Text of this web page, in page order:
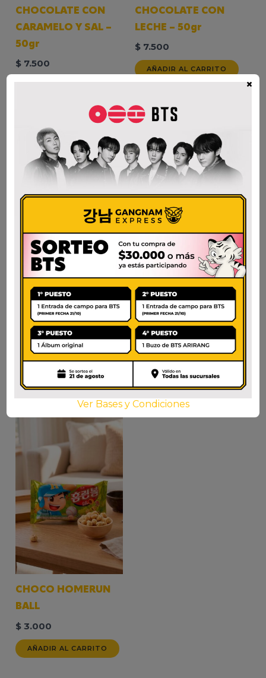
CHOCOLATE CON
CARAMELO Y SAL –
50gr
$ 7.500
CHOCOLATE CON
LECHE – 50gr
$7.500
AÑADIR AL CARRITO
WALKER’S
CHOCOLATE CHIP
SHORTBREAD 125gr
19.500
AÑADIR AL CARRITO
SWEET POTATO
SNACK
$3.000
AÑADIR AL CARRITO
CHOCO HOMERUN
BALL
$ 3.000
AÑADIR AL CARRITO
Ver Bases y Condiciones
×